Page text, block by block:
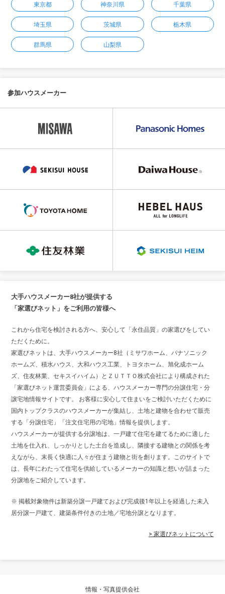
東京都 神奈川県 千葉県
埼玉県 茨城県 栃木県
群馬県 山梨県
参加ハウスメーカー
大手ハウスメーカー8社が提供する
「家選びネット」をご利用の皆様へ
これから住宅を検討される方へ、安心して「永住品質」の家選びをしてい
ただくために。
家選びネットは、大手ハウスメーカー8社（ミサワホーム、パナソニック
ホームズ、積水ハウス、大和ハウス工業、トヨタホーム、旭化成ホーム
ズ、住友林業、セキスイハイム）とＺＵＴＴＯ株式会社により構成された
「家選びネット運営委員会」による、ハウスメーカー専門の分譲住宅・分
譲宅地情報サイトです。 お客様に安心して住まいをご検討いただくために
国内トップクラスのハウスメーカーが集結し、土地と建物を合わせて販売
する「分譲住宅」「注文住宅用の宅地」情報を提供します。
ハウスメーカーが提供する分譲地は、一戸建て住宅を建てるために適した
土地を仕入れ、しっかりとした土台を造成し、隣接する建物との関係を考
えながら、末長く快適に人々が住まう建物と街を創ります。このサイトで
は、長年にわたって住宅を供給しているメーカーの知識と想いが詰まった
分譲地をご紹介しています。
※ 掲載対象物件は新築分譲一戸建ておよび完成後1年以上を経過した未入
居分譲一戸建て、建築条件付きの土地／宅地分譲となります。
> 家選びネットについて
情報・写真提供会社